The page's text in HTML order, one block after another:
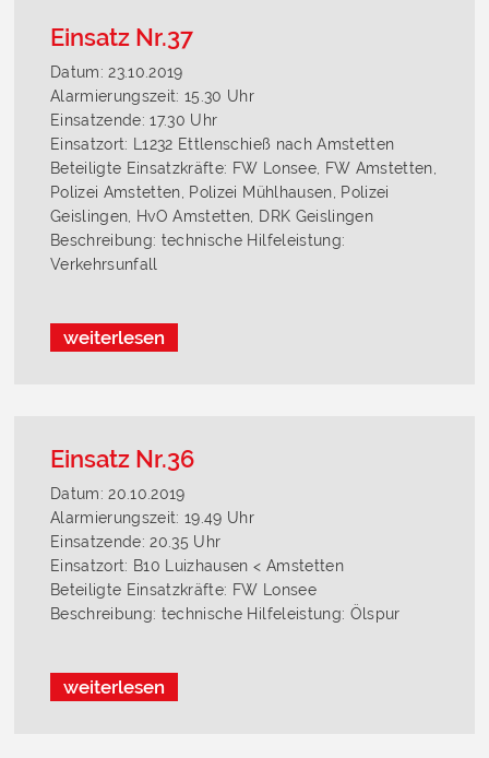
Einsatz Nr.37
Datum: 23.10.2019
Alarmierungszeit: 15.30 Uhr
Einsatzende: 17.30 Uhr
Einsatzort: L1232 Ettlenschieß nach Amstetten
Beteiligte Einsatzkräfte: FW Lonsee, FW Amstetten,
Polizei Amstetten, Polizei Mühlhausen, Polizei
Geislingen, HvO Amstetten, DRK Geislingen
Beschreibung: technische Hilfeleistung:
Verkehrsunfall
weiterlesen
Einsatz Nr.36
Datum: 20.10.2019
Alarmierungszeit: 19.49 Uhr
Einsatzende: 20.35 Uhr
Einsatzort: B10 Luizhausen < Amstetten
Beteiligte Einsatzkräfte: FW Lonsee
Beschreibung: technische Hilfeleistung: Ölspur
weiterlesen